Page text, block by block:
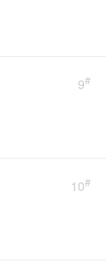
9#
10#